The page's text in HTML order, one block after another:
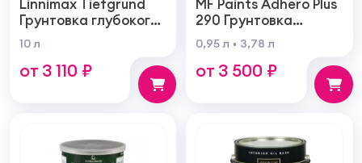
Грунтовка глубокого
проникновения для
внутренних и
наружных работ
10 л
от 3 110 ₽
290 Грунтовка
высшего качества из
100% акрилового
латекса для
0,95 л 3,78 л
от 3 500 ₽